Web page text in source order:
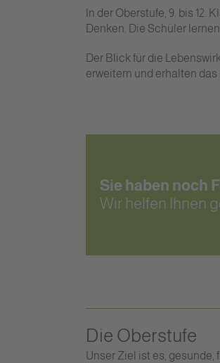
In der Oberstufe, 9. bis
Denken. Die Schüler
Der Blick für die
erweitern und erhalten das
Sie haben noch
Wir helfen Ihnen
Die Oberstufe
Unser Ziel ist es,